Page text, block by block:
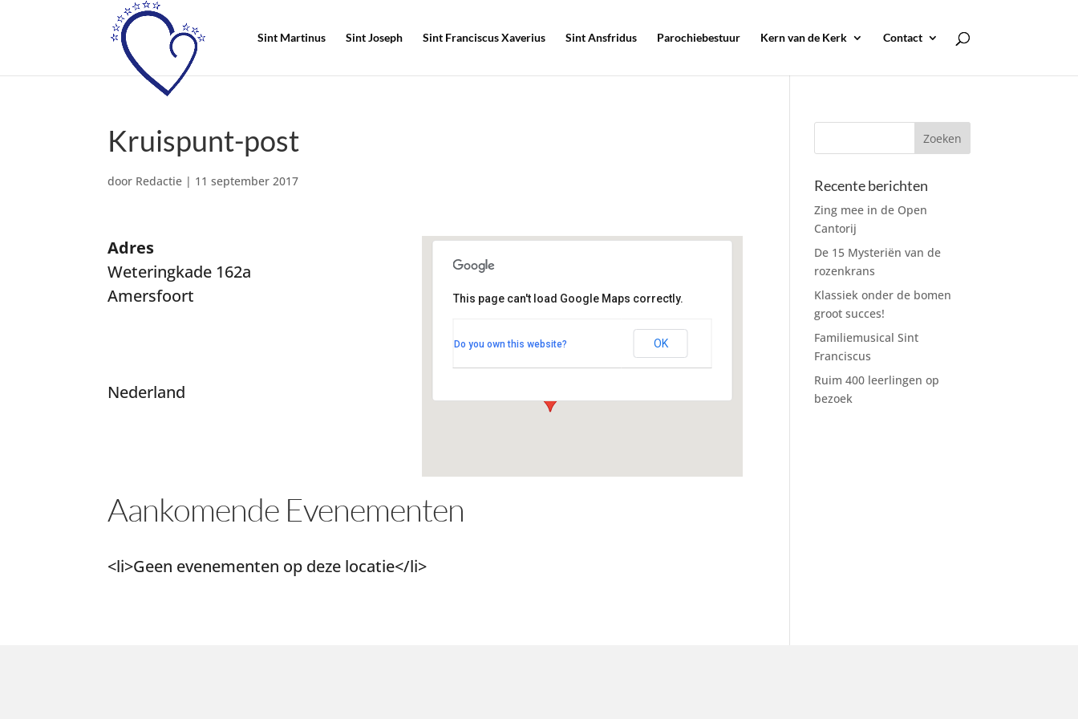
Sint Martinus Sint Joseph Sint Franciscus Xaverius Sint Ansfridus Parochiebestuur Kern van de Kerk Contact
Kruispunt-post
door Redactie | 11 september 2017
Kruispunt-post
Weteringkade 162a - Amersfoort
This page can't load Google Maps correctly.
Do you own this website? OK
Adres
Weteringkade 162a
Amersfoort
Nederland
Aankomende Evenementen
<li>Geen evenementen op deze locatie</li>
Recente berichten
Zing mee in de Open
Cantorij
De 15 Mysteriën van de
rozenkrans
Klassiek onder de bomen
groot succes!
Familiemusical Sint
Franciscus
Ruim 400 leerlingen op
bezoek